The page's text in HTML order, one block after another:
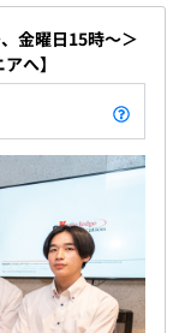
にしています！
ちを応援する社
めに、誰が担当
でバックアップ
境を整えていま
金曜日15時〜＞
へ】